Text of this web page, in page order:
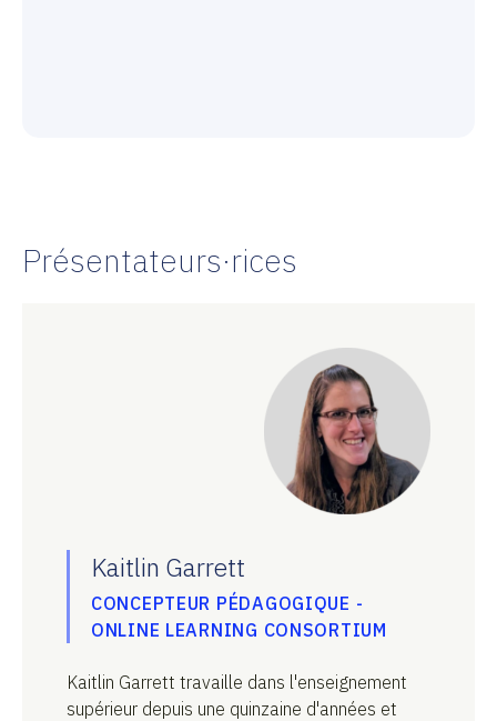
Présentateurs·rices
Kaitlin Garrett
CONCEPTEUR PÉDAGOGIQUE -
ONLINE LEARNING CONSORTIUM
Kaitlin Garrett travaille dans l'enseignement
supérieur depuis une quinzaine d'années et